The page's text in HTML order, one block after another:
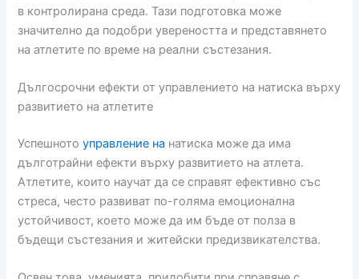
в контролирана среда. Тази подготовка може
значително да подобри увереността и представянето
на атлетите по време на реални състезания.
Дългосрочни ефекти от управлението на натиска върху
развитието на атлетите
Успешнотоуправление на натиска може да има
дълготрайни ефекти върху развитието на атлета.
Атлетите, които научат да се справят ефективно със
стреса, често развиват по-голяма емоционална
устойчивост, което може да им бъде от полза в
бъдещи състезания и житейски предизвикателства.